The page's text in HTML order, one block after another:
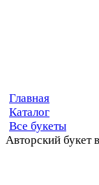
Главная
Каталог
Все букеты
Авторский букет